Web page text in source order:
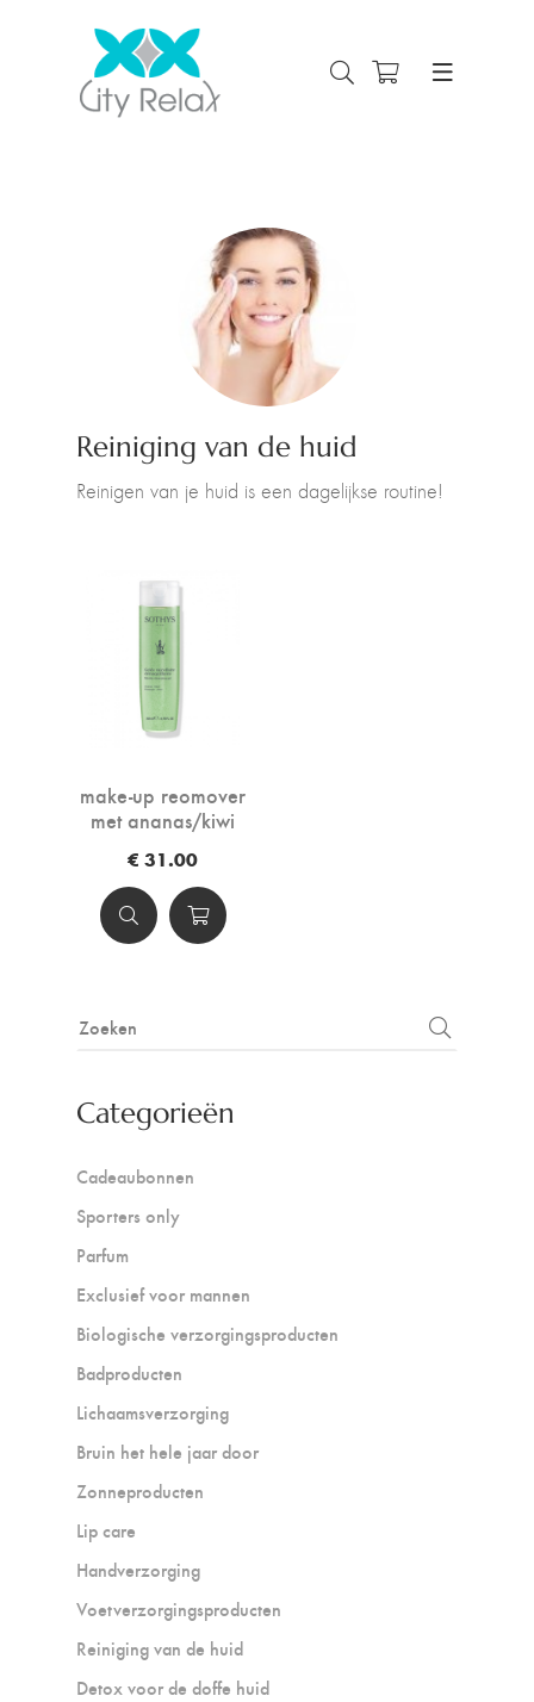
Reiniging van de huid
Reinigen van je huid is een dagelijkse routine!
make-up reomover
met ananas/kiwi
€ 31.00
Categorieën
Cadeaubonnen
Sporters only
Parfum
Exclusief voor mannen
Biologische verzorgingsproducten
Badproducten
Lichaamsverzorging
Bruin het hele jaar door
Zonneproducten
Lip care
Handverzorging
Voetverzorgingsproducten
Reiniging van de huid
Detox voor de doffe huid